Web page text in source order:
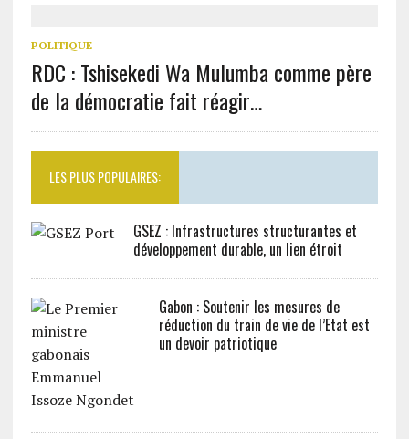
POLITIQUE
RDC : Tshisekedi Wa Mulumba comme père
de la démocratie fait réagir…
LES PLUS POPULAIRES:
GSEZ : Infrastructures structurantes et
développement durable, un lien étroit
Gabon : Soutenir les mesures de
réduction du train de vie de l’Etat est
un devoir patriotique